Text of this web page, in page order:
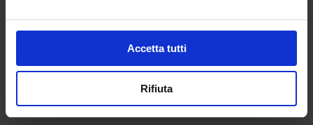
Accetta tutti
Rifiuta
PROGRAMMA
COMPLETO